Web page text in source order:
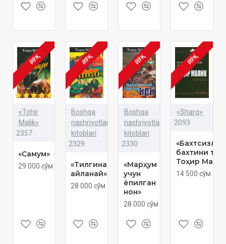
ЙЎҚ
«Tohir
Malik»
2357
«Самум»
29 000 сўм
ЙЎҚ
Boshqa
nashriyotlar
kitoblari
2329
«Тилгинамдан
айланай»
28 000 сўм
ЙЎҚ
Boshqa
nashriyotlar
kitoblari
2330
«Марҳум
учун
ёпилган
нон»
28 000 сўм
ЙЎҚ
«Sharq»
2093
бахтини
Тоҳир
14 500 сўм